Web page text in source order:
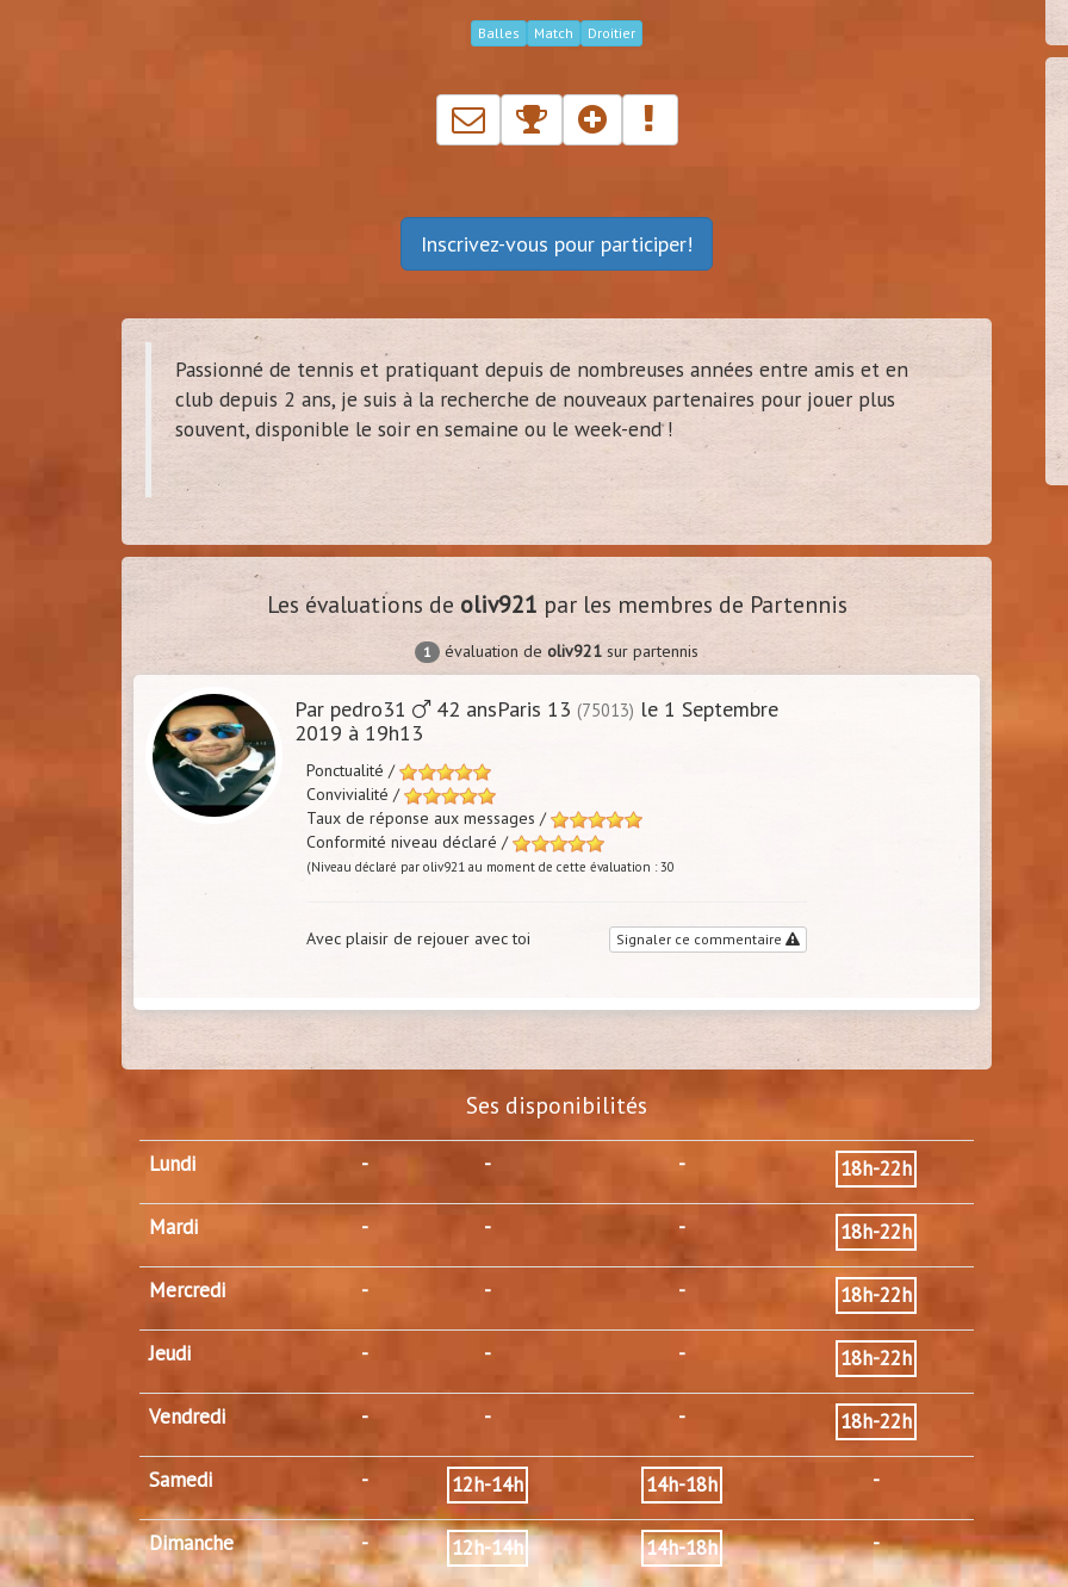
Balles Match Droitier
Inscrivez-vous pour participer!
Passionné de tennis et pratiquant depuis de nombreuses années entre amis et en
club depuis 2 ans, je suis à la recherche de nouveaux partenaires pour jouer plus
souvent, disponible le soir en semaine ou le week-end !
Les évaluations de oliv921 par les membres de Partennis
1 évaluation de oliv921 sur partennis
Par pedro31 42 ansParis 13 (75013) le 1 Septembre
2019 à 19h13
Ponctualité /
Convivialité /
Taux de réponse aux messages /
Conformité niveau déclaré /
(Niveau déclaré par oliv921 au moment de cette évaluation : 30
Signaler ce commentaire
Avec plaisir de rejouer avec toi
Ses disponibilités
Lundi - - - 18h-22h
Mardi - - - 18h-22h
Mercredi - - - 18h-22h
Jeudi - - - 18h-22h
Vendredi - - - 18h-22h
Samedi - 12h-14h 14h-18h -
Dimanche - 12h-14h 14h-18h -
( Tours - 37) ( Belbeuf - 76)